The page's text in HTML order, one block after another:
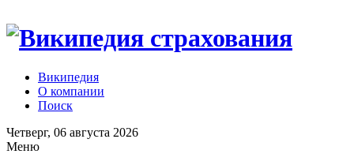
Википедия
О компании
Поиск
Четверг, 06 августа 2026
Меню